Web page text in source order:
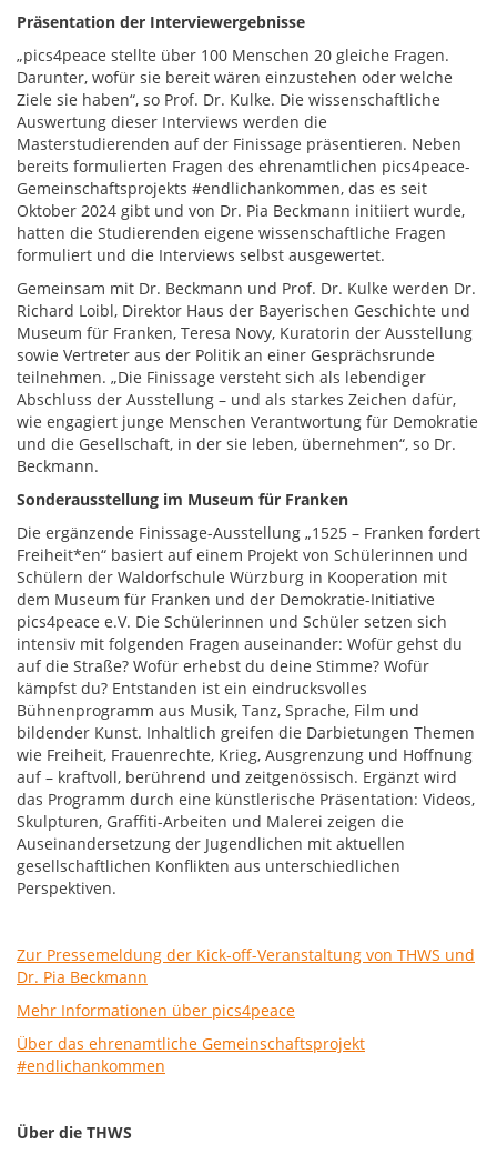
Präsentation der Interviewergebnisse
„pics4peace stellte über 100 Menschen 20 gleiche Fragen.
Darunter, wofür sie bereit wären einzustehen oder welche
Ziele sie haben“, so Prof. Dr. Kulke. Die wissenschaftliche
Auswertung dieser Interviews werden die
Masterstudierenden auf der Finissage präsentieren. Neben
bereits formulierten Fragen des ehrenamtlichen pics4peace-
Gemeinschaftsprojekts #endlichankommen, das es seit
Oktober 2024 gibt und von Dr. Pia Beckmann initiiert wurde,
hatten die Studierenden eigene wissenschaftliche Fragen
formuliert und die Interviews selbst ausgewertet.
Gemeinsam mit Dr. Beckmann und Prof. Dr. Kulke werden Dr.
Richard Loibl, Direktor Haus der Bayerischen Geschichte und
Museum für Franken, Teresa Novy, Kuratorin der Ausstellung
sowie Vertreter aus der Politik an einer Gesprächsrunde
teilnehmen. „Die Finissage versteht sich als lebendiger
Abschluss der Ausstellung – und als starkes Zeichen dafür,
wie engagiert junge Menschen Verantwortung für Demokratie
und die Gesellschaft, in der sie leben, übernehmen“, so Dr.
Beckmann.
Sonderausstellung im Museum für Franken
Die ergänzende Finissage-Ausstellung „1525 – Franken fordert
Freiheit*en“ basiert auf einem Projekt von Schülerinnen und
Schülern der Waldorfschule Würzburg in Kooperation mit
dem Museum für Franken und der Demokratie-Initiative
pics4peace e.V. Die Schülerinnen und Schüler setzen sich
intensiv mit folgenden Fragen auseinander: Wofür gehst du
auf die Straße? Wofür erhebst du deine Stimme? Wofür
kämpfst du? Entstanden ist ein eindrucksvolles
Bühnenprogramm aus Musik, Tanz, Sprache, Film und
bildender Kunst. Inhaltlich greifen die Darbietungen Themen
wie Freiheit, Frauenrechte, Krieg, Ausgrenzung und Hoffnung
auf – kraftvoll, berührend und zeitgenössisch. Ergänzt wird
das Programm durch eine künstlerische Präsentation: Videos,
Skulpturen, Graffiti-Arbeiten und Malerei zeigen die
Auseinandersetzung der Jugendlichen mit aktuellen
gesellschaftlichen Konflikten aus unterschiedlichen
Perspektiven.
Zur Pressemeldung der Kick-off-Veranstaltung von THWS und
Dr. Pia Beckmann
Mehr Informationen über pics4peace
Über das ehrenamtliche Gemeinschaftsprojekt
#endlichankommen
Über die THWS